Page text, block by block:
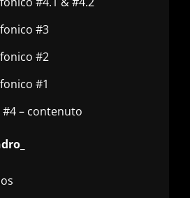
#3
#2
#1
– contenuto